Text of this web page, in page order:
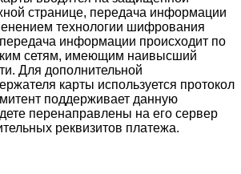
странице, передача информации
технологии шифрования
информации происходит по
сетям, имеющим наивысший
Для дополнительной
карты используется протокол
поддерживает данную
перенаправлены на его сервер
реквизитов платежа.